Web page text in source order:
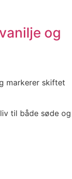
og
markerer skiftet
til både søde og